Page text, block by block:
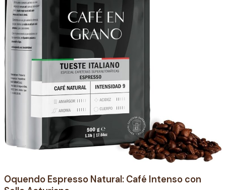
Oquendo Espresso Natural: Café Intenso con